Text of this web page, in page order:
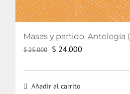
Masas y partido. Antología
$25.000 El
original
era:
$ 24.000
actual
Añadir al carrito